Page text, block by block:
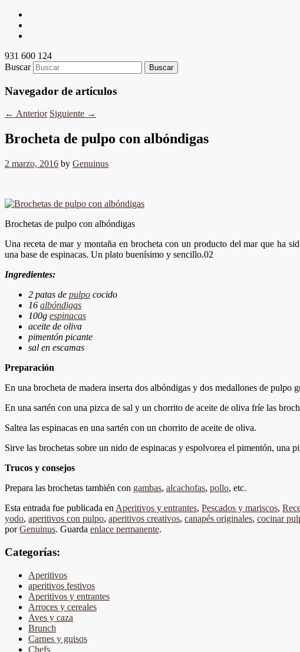
931 600 124
Buscar
Navegador de artículos
← Anterior Siguiente →
Brocheta de pulpo con albóndigas
2 marzo, 2016 by Genuinus
Brochetas de pulpo con albóndigas
Una receta de mar y montaña en brocheta con un producto del mar que ha
una base de espinacas. Un plato buenísimo y sencillo.02
Ingredientes:
2 patas de pulpo cocido
16 albóndigas
100g espinacas
aceite de oliva
pimentón picante
sal en escamas
Preparación
En una brocheta de madera inserta dos albóndigas y dos medallones de pulpo
En una sartén con una pizca de sal y un chorrito de aceite de oliva fríe las
Saltea las espinacas en una sartén con un chorrito de aceite de oliva.
Sirve las brochetas sobre un nido de espinacas y espolvorea el pimentón, una
Trucos y consejos
Prepara las brochetas también con gambas, alcachofas, pollo, etc.
Esta entrada fue publicada en Aperitivos y entrantes, Pescados y mariscos,
yodo, aperitivos con pulpo, aperitivos creativos, canapés originales, cocinar
porGenuinus. Guarda enlace permanente.
Categorías:
Aperitivos
aperitivos festivos
Aperitivos y entrantes
Arroces y cereales
Aves y caza
Brunch
Carnes y guisos
Chefs